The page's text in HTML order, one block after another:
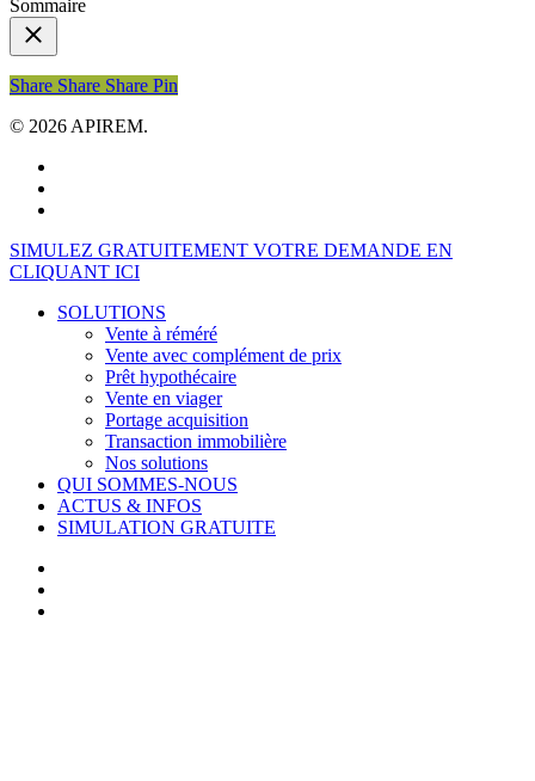
Sommaire
Share
Share Share Share Pin
© 2026 APIREM.
Close
Menu
SIMULEZ GRATUITEMENT VOTRE DEMANDE EN
CLIQUANT ICI
SOLUTIONS
Vente à réméré
Vente avec complément de prix
Prêt hypothécaire
Vente en viager
Portage acquisition
Transaction immobilière
Nos solutions
QUI SOMMES-NOUS
ACTUS & INFOS
SIMULATION GRATUITE